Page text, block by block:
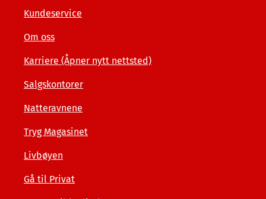
company
Kundeservice
Om oss
Karriere (Åpner nytt nettsted)
Salgskontorer
Natteravnene
Tryg Magasinet
Livbøyen
Gå til Privat